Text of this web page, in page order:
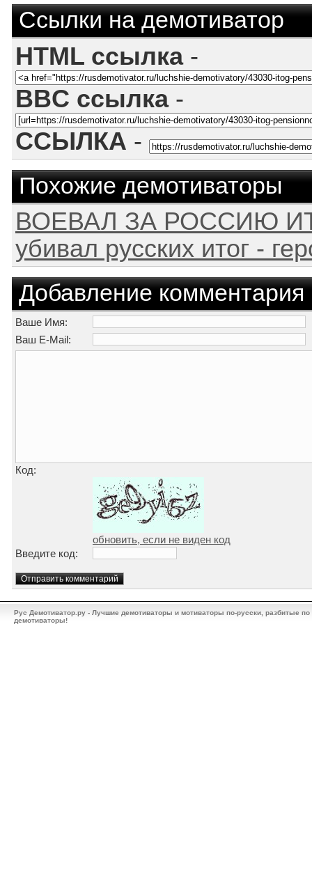
Ссылки на демотиватор
HTML ссылка-
BBC ссылка-
ССЫЛКА -
Похожие демотиваторы
ВОЕВАЛ ЗА РОССИЮ
убивал русских итог -
Добавление комментария
Ваше Имя:
Ваш E-Mail:
Код:
обновить, если не виден код
Введите код:
Рус Демотиватор.ру - Лучшие демотиваторы и мотиваторы по-русски, разбитые
демотиваторы!